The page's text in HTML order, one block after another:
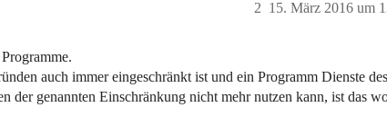
15. März 2016 um
2
auch immer eingeschränkt ist und ein Programm Dienste des
der genannten Einschränkung nicht mehr nutzen kann, ist das